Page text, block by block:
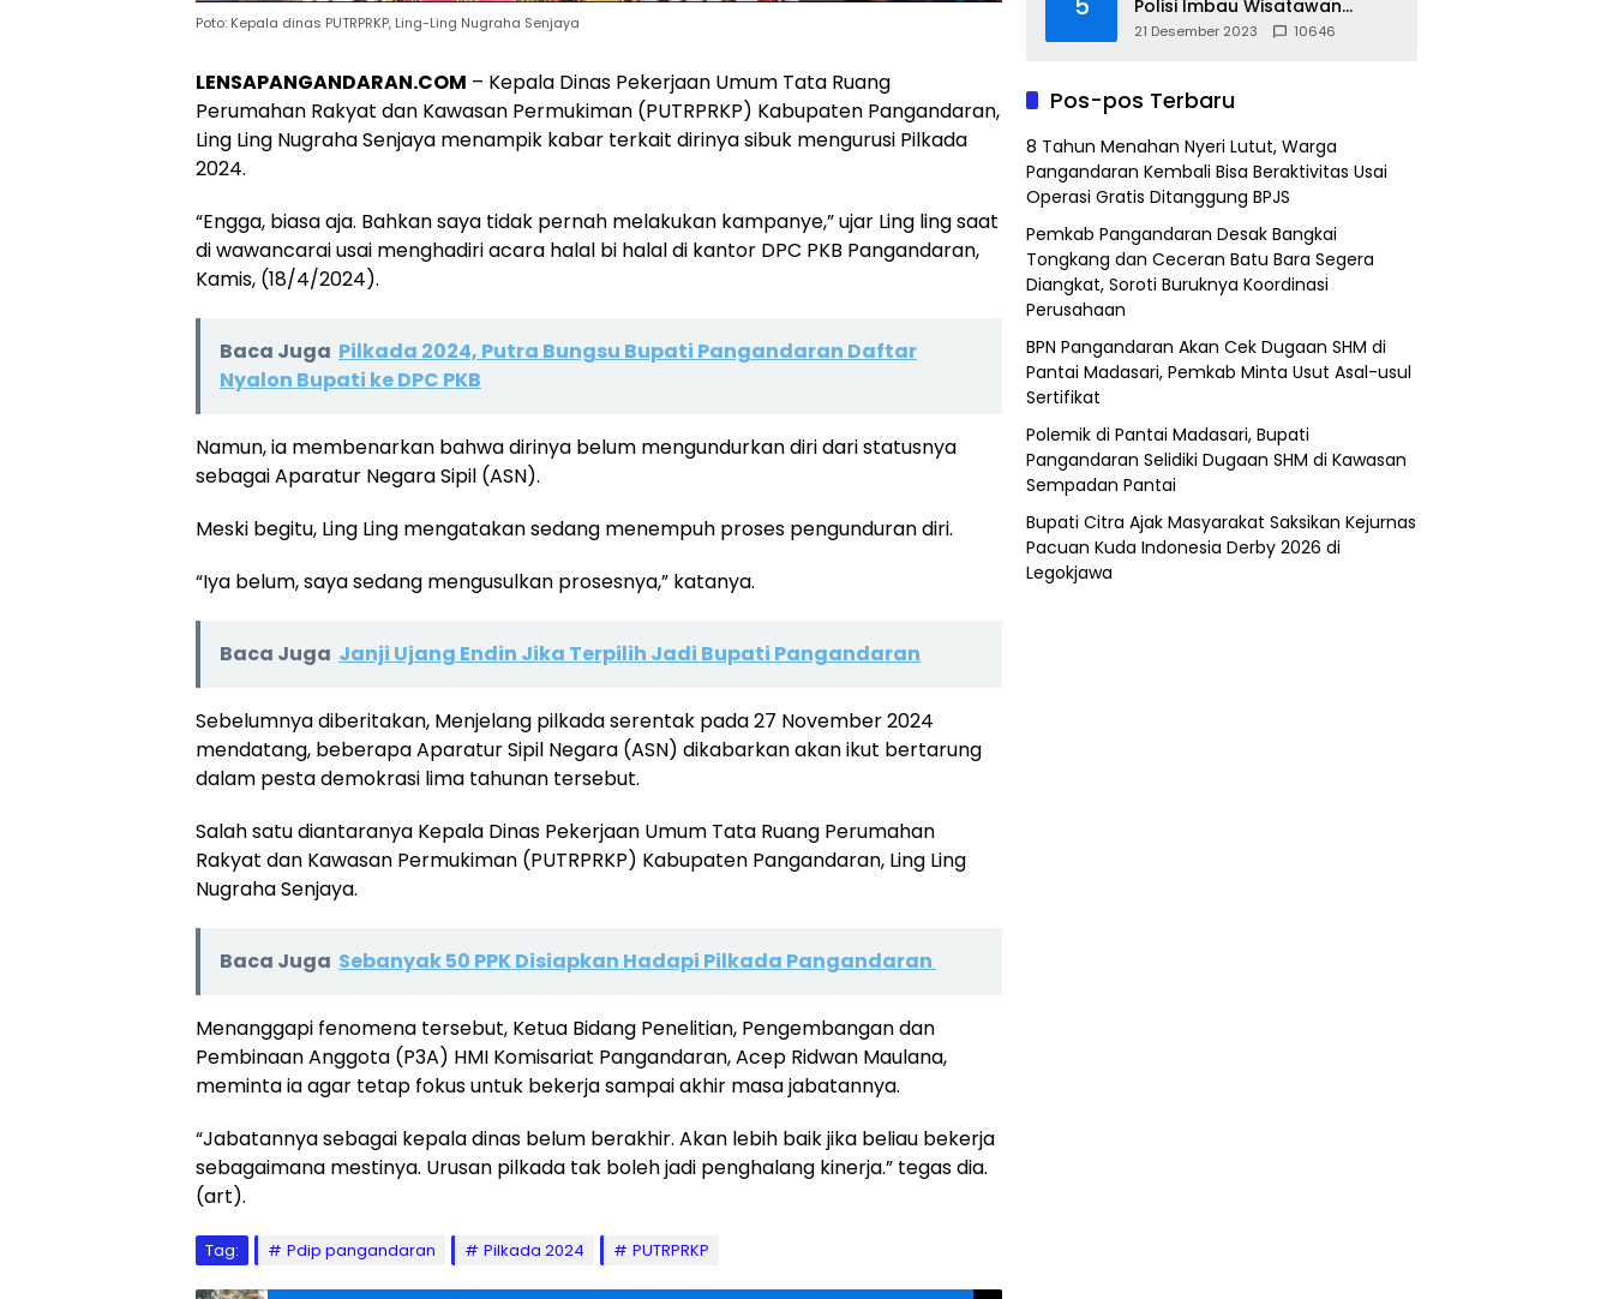
Poto: Kepala dinas PUTRPRKP, Ling-Ling Nugraha Senjaya
LENSAPANGANDARAN.COM – Kepala Dinas Pekerjaan Umum Tata Ruang
Perumahan Rakyat dan Kawasan Permukiman (PUTRPRKP) Kabupaten Pangandaran,
Ling Ling Nugraha Senjaya menampik kabar terkait dirinya sibuk mengurusi Pilkada
2024.
“Engga, biasa aja. Bahkan saya tidak pernah melakukan kampanye,” ujar Ling ling saat
di wawancarai usai menghadiri acara halal bi halal di kantor DPC PKB Pangandaran,
Kamis, (18/4/2024).
Baca Juga Pilkada 2024, Putra Bungsu Bupati Pangandaran Daftar
Nyalon Bupati ke DPC PKB
Namun, ia membenarkan bahwa dirinya belum mengundurkan diri dari statusnya
sebagai Aparatur Negara Sipil (ASN).
Meski begitu, Ling Ling mengatakan sedang menempuh proses pengunduran diri.
“Iya belum, saya sedang mengusulkan prosesnya,” katanya.
Baca Juga Janji Ujang Endin Jika Terpilih Jadi Bupati Pangandaran
Sebelumnya diberitakan, Menjelang pilkada serentak pada 27 November 2024
mendatang, beberapa Aparatur Sipil Negara (ASN) dikabarkan akan ikut bertarung
dalam pesta demokrasi lima tahunan tersebut.
Salah satu diantaranya Kepala Dinas Pekerjaan Umum Tata Ruang Perumahan
Rakyat dan Kawasan Permukiman (PUTRPRKP) Kabupaten Pangandaran, Ling Ling
Nugraha Senjaya.
Baca Juga Sebanyak 50 PPK Disiapkan Hadapi Pilkada Pangandaran
Menanggapi fenomena tersebut, Ketua Bidang Penelitian, Pengembangan dan
Pembinaan Anggota (P3A) HMI Komisariat Pangandaran, Acep Ridwan Maulana,
meminta ia agar tetap fokus untuk bekerja sampai akhir masa jabatannya.
“Jabatannya sebagai kepala dinas belum berakhir. Akan lebih baik jika beliau bekerja
sebagaimana mestinya. Urusan pilkada tak boleh jadi penghalang kinerja.” tegas dia.
(art).
Tag: Pdip pangandaran Pilkada 2024 PUTRPRKP
Polisi Imbau Wisatawan
Gunakan Jalur Arteri
21 Desember 2023 10646
Pos-pos Terbaru
8 Tahun Menahan Nyeri Lutut, Warga
Pangandaran Kembali Bisa Beraktivitas Usai
Operasi Gratis Ditanggung BPJS
Pemkab Pangandaran Desak Bangkai
Tongkang dan Ceceran Batu Bara Segera
Diangkat, Soroti Buruknya Koordinasi
Perusahaan
BPN Pangandaran Akan Cek Dugaan SHM di
Pantai Madasari, Pemkab Minta Usut Asal-usul
Sertifikat
Polemik di Pantai Madasari, Bupati
Pangandaran Selidiki Dugaan SHM di Kawasan
Sempadan Pantai
Bupati Citra Ajak Masyarakat Saksikan Kejurnas
Pacuan Kuda Indonesia Derby 2026 di
Legokjawa